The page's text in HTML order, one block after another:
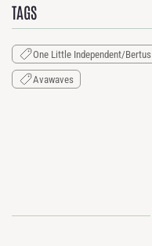
TAGS
One Little Independent/Bertus
Avawaves